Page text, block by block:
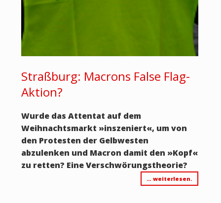
Straßburg: Macrons False Flag-
Aktion?
Wurde das Attentat auf dem
Weihnachtsmarkt »inszeniert«, um von
den Protesten der Gelbwesten
abzulenken und Macron damit den »Kopf«
zu retten? Eine Verschwörungstheorie?
… weiterlesen.